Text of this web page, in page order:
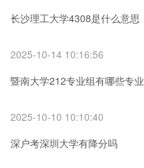
长沙理工大学4308是什么意思
2025-10-14 10:16:56
暨南大学212专业组有哪些专业
2025-10-10 10:10:40
深户考深圳大学有降分吗